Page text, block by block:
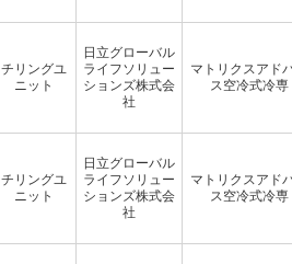
チリングユ
ニット
日立グローバル
ライフソリュー
ションズ株式会
社
マトリクスアド
ス空冷式冷専
チリングユ
ニット
日立グローバル
ライフソリュー
ションズ株式会
社
マトリクスアド
ス空冷式冷専